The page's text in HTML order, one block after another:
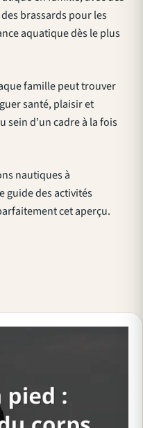
brassards pour les
aquatique dès le plus
famille peut trouver
santé, plaisir et
sein d’un cadre à la fois
nautiques à
guide des activités
cet aperçu.